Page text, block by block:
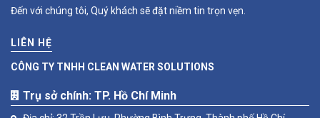
Đến với chúng tôi, Quý khách sẽ đặt niềm tin trọn vẹn.
LIÊN HỆ
CÔNG TY TNHH CLEAN WATER SOLUTIONS
Trụ sở chính: TP. Hồ Chí Minh